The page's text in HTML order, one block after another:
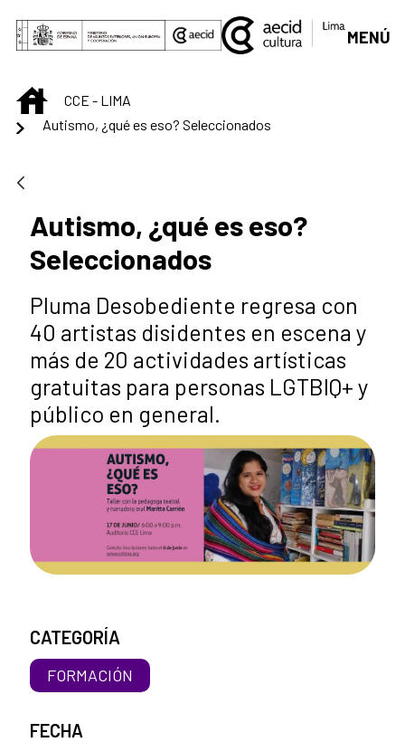
Saltar al contenido principal
MENÚ
INICIOCCE - LIMA
Autismo, ¿qué es eso? Seleccionados
Autismo, ¿qué es eso?
Seleccionados
Pluma Desobediente regresa con
40 artistas disidentes en escena y
más de 20 actividades artísticas
gratuitas para personas LGTBIQ+ y
público en general.
CATEGORÍA
FORMACIÓN
FECHA